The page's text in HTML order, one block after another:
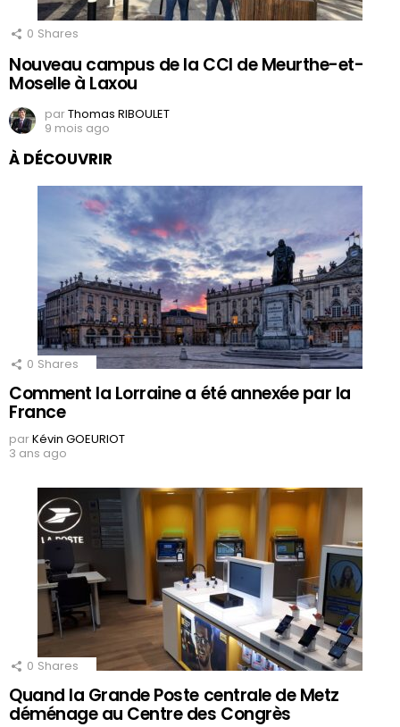
0 Shares
Nouveau campus de la CCI de Meurthe-et-
Moselle à Laxou
parThomas RIBOULET
9 mois ago
À DÉCOUVRIR
0 Shares
Comment la Lorraine a été annexée par la
France
parKévin GOEURIOT
3 ans ago
0 Shares
Quand la Grande Poste centrale de Metz
déménage au Centre des Congrès